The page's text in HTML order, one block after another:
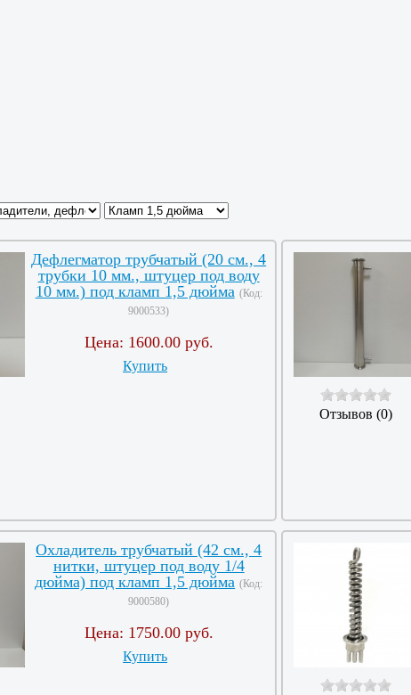
Дефлегматор трубчатый (20 см., 4
трубки 10 мм., штуцер под воду
10 мм.) под кламп 1,5 дюйма (Код:
9000533)
Цена: 1600.00 руб.
Купить
Отзывов (0)
Охладитель трубчатый (42 см., 4
нитки, штуцер под воду 1/4
дюйма) под кламп 1,5 дюйма (Код:
9000580)
Цена: 1750.00 руб.
Купить